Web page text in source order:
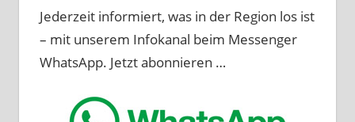
Jederzeit informiert, was in der Region los ist
– mit unserem Infokanal beim Messenger
WhatsApp. Jetzt abonnieren …